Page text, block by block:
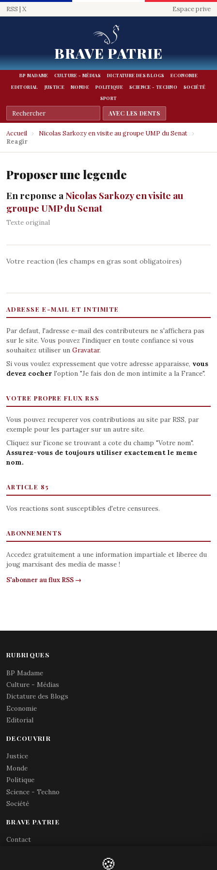
RSS | X Espace prive
BRAVE PATRIE
BP MADAME CULTURE - MÉDIAS DICTATURE DES BLOGS
ECONOMIE
EDITORIAL
JUSTICE MONDE POLITIQUE SCIENCE - TECHNO
SOCIÉTÉ
SPORT
Accueil › Nicolas Sarkozy en visite au groupe UMP du Senat
›
Reagir
Proposer une legende
En reponse aNicolas Sarkozy en visite au
groupe UMP du Senat
Texte original
Votre reaction (les champs en gras sont obligatoires)
ADRESSE E-MAIL ET INTIMITE
Par defaut, l'adresse e-mail des contributeurs ne s'affichera pas
sur le site. Vous pouvez l'indiquer en toute confiance si vous
souhaitez utiliser un Gravatar.
Si vous voulez expressement que votre adresse apparaisse, vous
devez cocherl'option "Je fais don de mon intimite a la France".
VOTRE PROPRE FLUX RSS
Vous pouvez recuperer vos contributions au site par RSS, par
exemple pour les partager sur un autre site.
Cliquez sur l'icone se trouvant a cote du champ "Votre nom".
Assurez-vous de toujours utiliser exactement le meme
nom.
ARTICLE 85
Vos reactions sont susceptibles d'etre censurees.
ABONNEMENTS
Accedez gratuitement a une information impartiale et liberee du
joug marxisant des media de masse !
S'abonner au flux RSS →
RUBRIQUES
BP Madame
Culture - Médias
Dictature des Blogs
Economie
Editorial
DECOUVRIR
Justice
Monde
Politique
Science - Techno
Société
BRAVE PATRIE
Contact
🍪